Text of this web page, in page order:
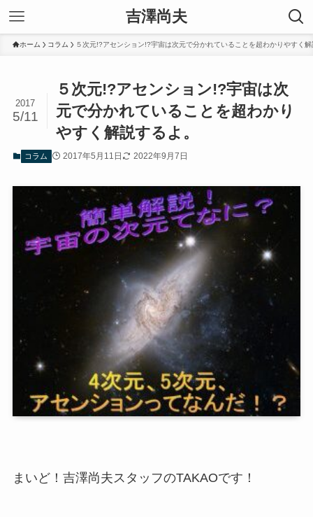
吉澤尚夫
ホーム コラム ５次元!?アセンション!?宇宙は次元で分かれていることを超わかりやすく
５次元!?アセンション!?宇宙は次
元で分かれていることを超わかり
やすく解説するよ。
2017
5/11
コラム 2017年5月11日 2022年9月7日
まいど！吉澤尚夫スタッフのTAKAOです！